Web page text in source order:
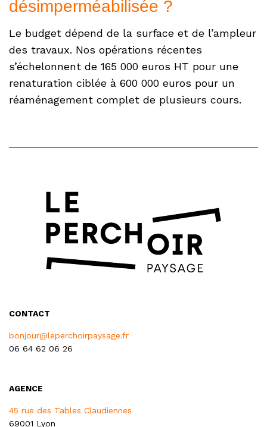
désimperméabilisée ?
Le budget dépend de la surface et de l’ampleur
des travaux. Nos opérations récentes
s’échelonnent de 165 000 euros HT pour une
renaturation ciblée à 600 000 euros pour un
réaménagement complet de plusieurs cours.
CONTACT
bonjour@leperchoirpaysage.fr
06 64 62 06 26
AGENCE
45 rue des Tables Claudiennes
69001 Lyon